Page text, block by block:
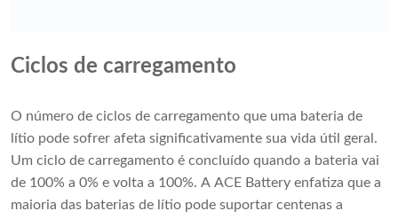
Ciclos de carregamento
O número de ciclos de carregamento que uma bateria de
lítio pode sofrer afeta significativamente sua vida útil geral.
Um ciclo de carregamento é concluído quando a bateria vai
de 100% a 0% e volta a 100%. A ACE Battery enfatiza que a
maioria das baterias de lítio pode suportar centenas a